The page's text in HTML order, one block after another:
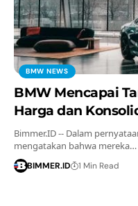
BMW NEWS
BMW Mencapai
Harga dan
Bimmer.ID -- Dalam
mengatakan bahwa mereka…
BIMMER.ID 1 Min Read